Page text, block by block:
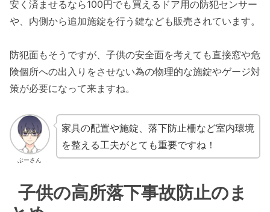
安く済ませるなら100円でも買えるドア用の防犯センサー
や、内側から追加施錠を行う鍵なども販売されています。
防犯面もそうですが、子供の安全面を考えても直接窓や危
険個所への出入りをさせない為の物理的な施錠やゲージ対
策が必要になって来ますね。
ぶーさん
家具の配置や施錠、落下防止柵など室内環境
を整える工夫がとても重要ですね！
子供の高所落下事故防止のま